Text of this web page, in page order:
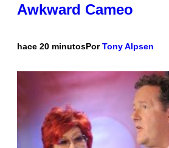
Awkward Cameo
hace 20 minutosPorTony Alpsen